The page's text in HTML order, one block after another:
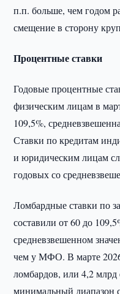
п.п. больше, чем годом
смещение в сторону
Процентные ставки
Годовые процентные
физическим лицам в
109,5%,
Ставки по кредитам
и юридическим лицам
годовых со
Ломбардные ставки по
составили от 60 до
средневзвешенном
чем у МФО. В марте
ломбардов, или 4,2 млрд
минимальный диапазон